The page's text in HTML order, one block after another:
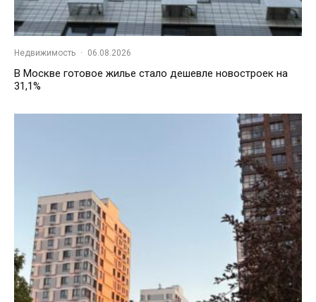
Недвижимость · 06.08.2026
В Москве готовое жилье стало дешевле новостроек на
31,1%